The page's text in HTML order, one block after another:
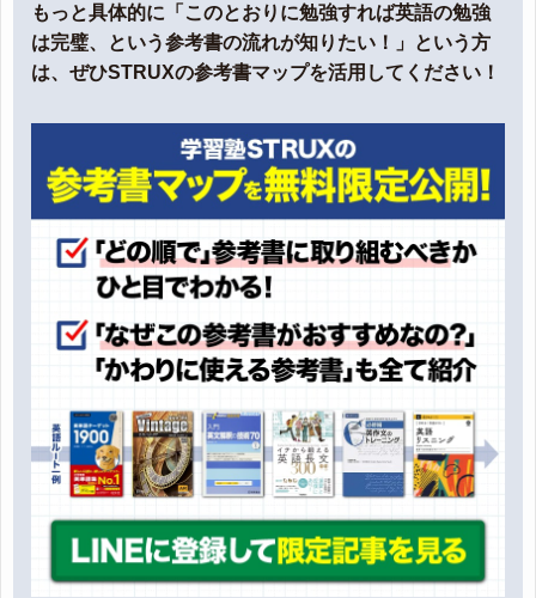
もっと具体的に「このとおりに勉強すれば英語の勉強
は完璧、という参考書の流れが知りたい！」という方
は、ぜひSTRUXの参考書マップを活用してください！